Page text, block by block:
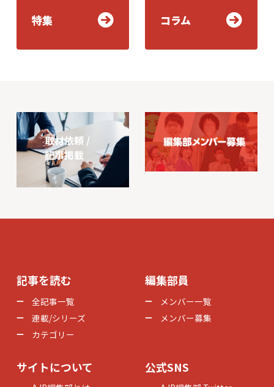
特集 コラム
取材依頼 /
記事掲載
記事を読む
全記事一覧
連載/シリーズ
カテゴリー
編集部員
メンバー一覧
メンバー募集
サイトについて 公式SNS